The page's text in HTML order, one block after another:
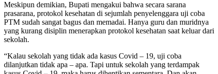
Meskipun demikian, Bupati mengakui bahwa secara sarana
prasarana, protokol kesehatan di sejumlah penyelenggara uji coba
PTM sudah sangat bagus dan memadai. Hanya guru dan muridnya
yang kurang disiplin menerapkan protokol kesehatan saat keluar dari
sekolah.
“Kalau sekolah yang tidak ada kasus Covid – 19, uji coba
dilanjutkan tidak apa – apa. Tapi untuk sekolah yang terdampak